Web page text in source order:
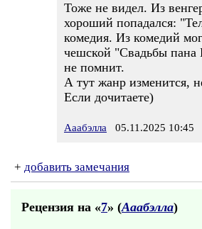
Тоже не видел. Из
хороший попадался:
комедия. Из комедий
чешской "Свадьбы пана
не помнит.
А тут жанр изменится,
Если дочитаете)
Ааабэлла 05.11.2025 10:45
+ добавить замечания
Рецензия на «7» (Ааабэлла)